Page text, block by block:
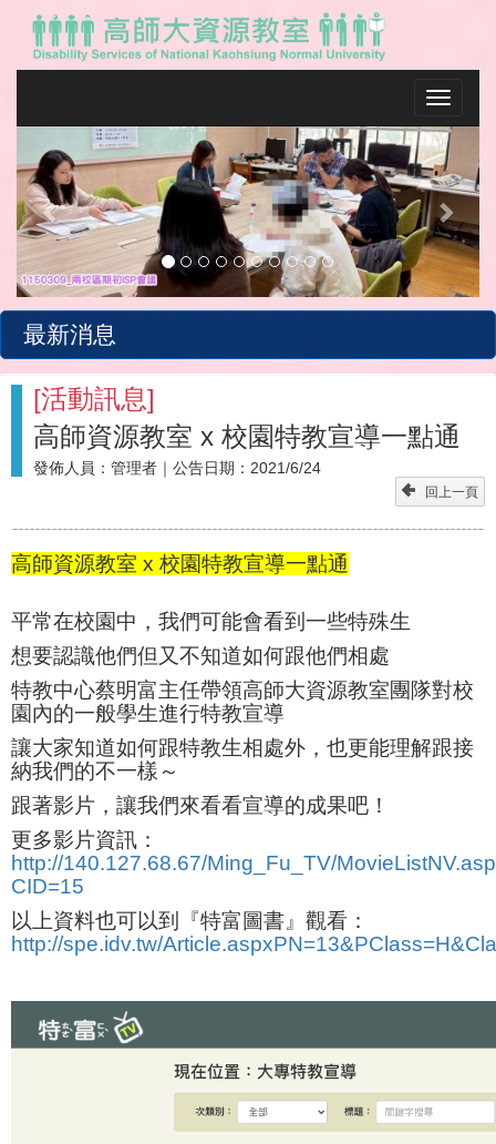
Toggle
Previous Next
最新消息
[活動訊息]
高師資源教室 x 校園特教宣導一點通
發佈人員： 管理者 ｜公告日期： 2021/6/24
回上一頁
高師資源教室 x 校園特教宣導一點通
平常在校園中，我們可能會看到一些特殊生
想要認識他們但又不知道如何跟他們相處
特教中心蔡明富主任帶領高師大資源教室團隊對校
園內的一般學生進行特教宣導
讓大家知道如何跟特教生相處外，也更能理解跟接
納我們的不一樣～
跟著影片，讓我們來看看宣導的成果吧！
更多影片資訊：
http://140.127.68.67/Ming_Fu_TV/
CID=15
以上資料也可以到『特富圖書』觀看：
http://spe.idv.tw/Article.aspx